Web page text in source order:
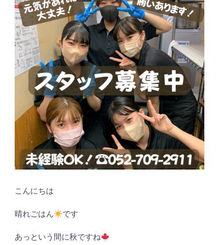
こんにちは
晴れごはん です
あっという間に秋ですね